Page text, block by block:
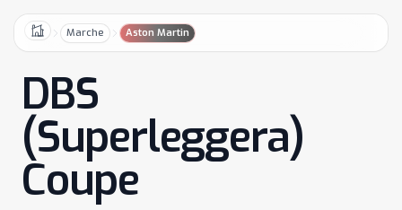
HomeMarche Aston Martin
DBS
(Superleggera)
Coupe